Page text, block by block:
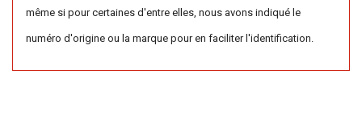
même si pour certaines d'entre elles, nous avons indiqué le
numéro d'origine ou la marque pour en faciliter l'identification.